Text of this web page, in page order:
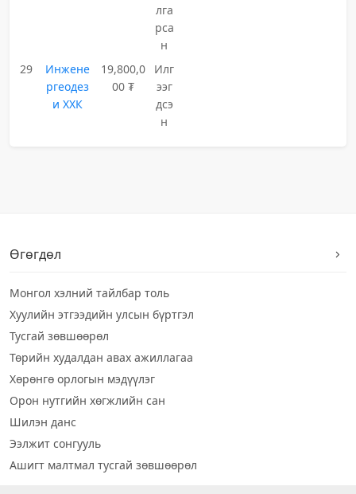
лга
рса
н
29
Инжене
ргеодез
и ХХК
19,800,0
00 ₮
Илг
ээг
дсэ
н
Өгөгдөл
Монгол хэлний тайлбар толь
Хуулийн этгээдийн улсын бүртгэл
Тусгай зөвшөөрөл
Төрийн худалдан авах ажиллагаа
Хөрөнгө орлогын мэдүүлэг
Орон нутгийн хөгжлийн сан
Шилэн данс
Ээлжит сонгууль
Ашигт малтмал тусгай зөвшөөрөл